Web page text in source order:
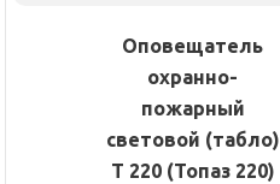
Оповещатель
охранно-
пожарный
световой (табло)
Т 220 (Топаз 220)